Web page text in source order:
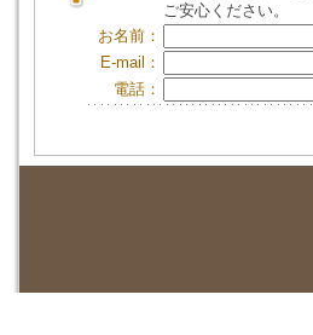
ご安心ください。
お名前：
E-mail：
電話：